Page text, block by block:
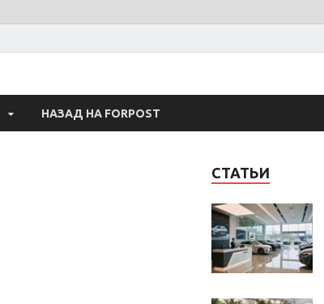
НАЗАД НА FORPOST
СТАТЬИ